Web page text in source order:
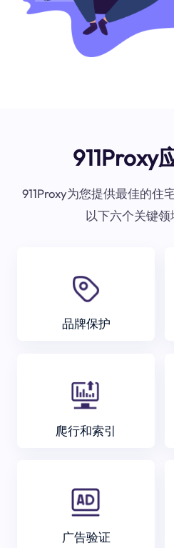
911Proxy
911Proxy为您提供最佳的住
以下六个关键
品牌保护
爬行和索引
广告验证